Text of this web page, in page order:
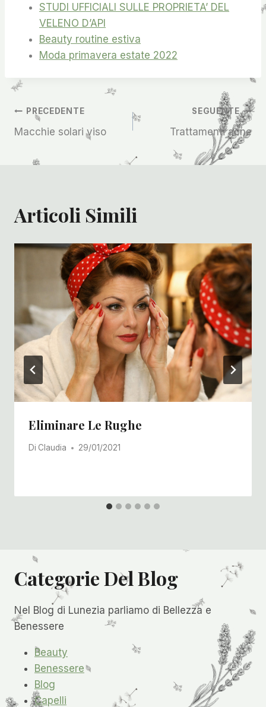
STUDI UFFICIALI SULLE PROPRIETA’ DEL
VELENO D’API
Beauty routine estiva
Moda primavera estate 2022
Navigazione
PRECEDENTE
Macchie solari viso
SEGUENTE
Trattamenti acne
Articoli Simili
Eliminare Le Rughe
Di Claudia 29/01/2021
Categorie Del Blog
Nel Blog di Lunezia parliamo di Bellezza e
Benessere
Beauty
Benessere
Blog
Capelli